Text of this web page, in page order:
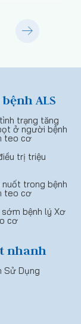
ALS
trạng tăng
ở người bệnh
teo cơ
trị triệu
nuốt trong bệnh
teo cơ
sớm bệnh lý Xơ
cơ
nhanh
Sử Dụng